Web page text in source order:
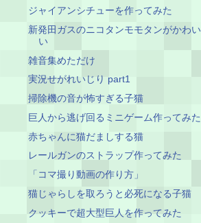
ジャイアンシチューを作ってみた
新発田ガスのニコタンモモタンがかわい
い
雑音集めただけ
実況せがれいじり part1
掃除機の音が怖すぎる子猫
巨人から逃げ回るミニゲーム作ってみた
赤ちゃんに猫だましする猫
レールガンのストラップ作ってみた
「コマ撮り動画の作り方」
猫じゃらしを取ろうと必死になる子猫
クッキーで超大型巨人を作ってみた